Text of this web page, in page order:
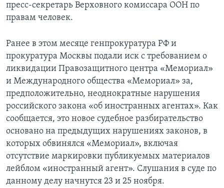
пресс-секретарь Верховного комиссара ООН по
правам человек.
Ранее в этом месяце генпрокуратура РФ и
прокуратура Москвы подали иск с требованием о
ликвидации Правозащитного центра «Мемориал»
и Международного общества «Мемориал» за,
предположительно, неоднократные нарушения
российского закона «об иностранных агентах». Как
сообщается, это новое судебное разбирательство
основано на предыдущих нарушениях законов, в
которых обвинялся «Мемориал», включая
отсутствие маркировки публикуемых материалов
лейблом «иностранный агент». Слушания в суде по
данному делу начнутся 23 и 25 ноября.